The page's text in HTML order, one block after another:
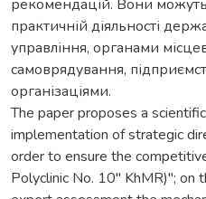
рекомендацій. Вони
практичній діяльності
управління, органами
самоврядування,
організаціями.
The paper proposes a
implementation of strategic
order to ensure the
Polyclinic No. 10" KhMR)"; on